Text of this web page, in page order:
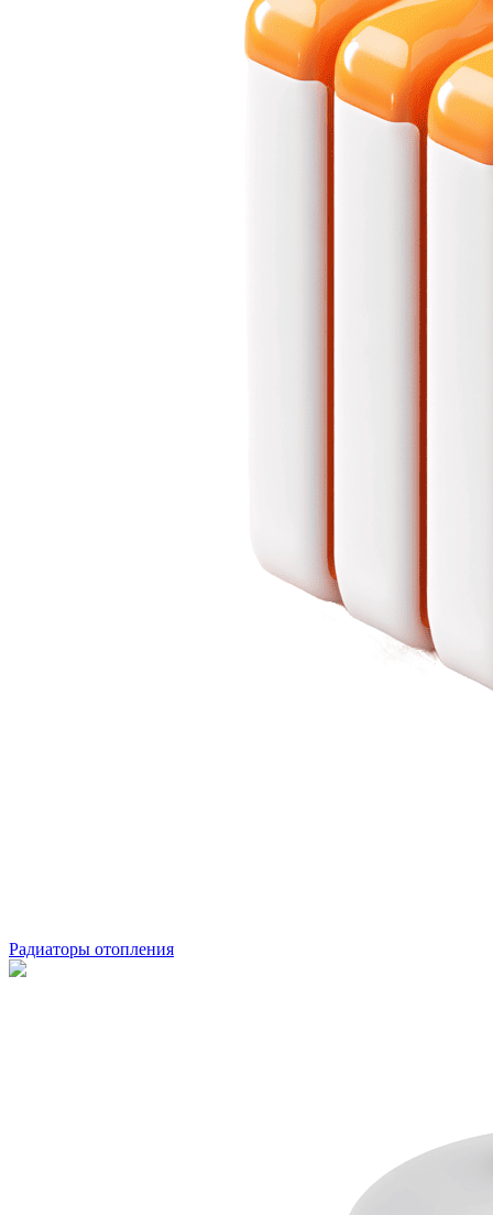
Радиаторы отопления